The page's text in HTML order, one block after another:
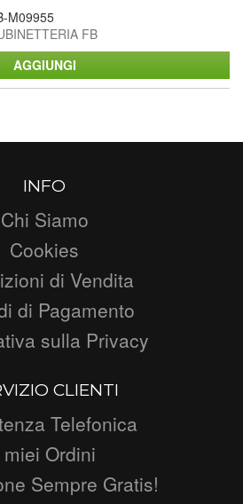
M09955
FB
INFO
Chi Siamo
Cookies
di Vendita
di Pagamento
sulla Privacy
CLIENTI
Telefonica
miei Ordini
Sempre Gratis!